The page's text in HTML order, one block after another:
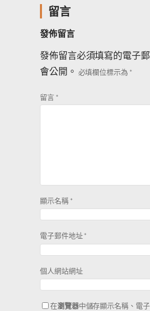
留言
發佈留言
發佈留言必須填寫的電子
會公開。 必填欄位標示為 *
留言*
顯示名稱*
電子郵件地址*
個人網站網址
在瀏覽器中儲存顯示名稱、電